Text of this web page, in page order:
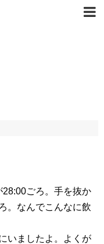
ごろ。手を抜か
。なんでこんなに飲
いましたよ。よくが